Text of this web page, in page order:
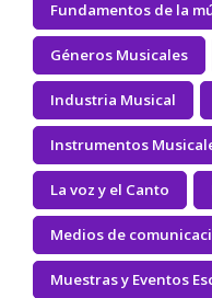
Fundamentos de la
Géneros Musicales
Industria Musical
Instrumentos
La voz y el Canto
Medios de
Muestras y Eventos